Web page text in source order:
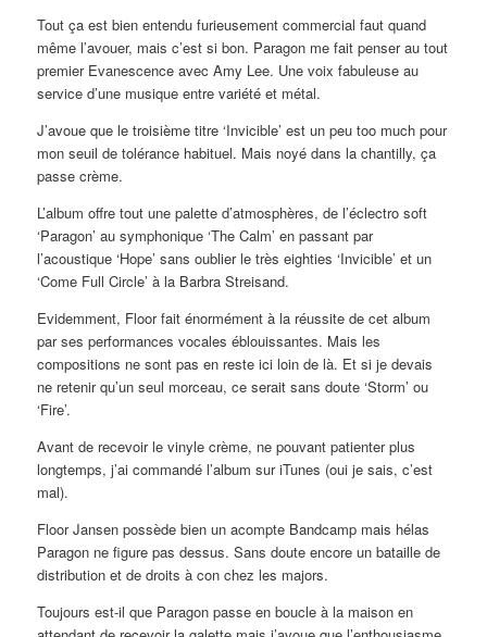
Tout ça est bien entendu furieusement commercial faut quand
même l’avouer, mais c’est si bon. Paragon me fait penser au tout
premier Evanescence avec Amy Lee. Une voix fabuleuse au
service d’une musique entre variété et métal.
J’avoue que le troisième titre ‘Invicible’ est un peu too much pour
mon seuil de tolérance habituel. Mais noyé dans la chantilly, ça
passe crème.
L’album offre tout une palette d’atmosphères, de l’éclectro soft
‘Paragon’ au symphonique ‘The Calm’ en passant par
l’acoustique ‘Hope’ sans oublier le très eighties ‘Invicible’ et un
‘Come Full Circle’ à la Barbra Streisand.
Evidemment, Floor fait énormément à la réussite de cet album
par ses performances vocales éblouissantes. Mais les
compositions ne sont pas en reste ici loin de là. Et si je devais
ne retenir qu’un seul morceau, ce serait sans doute ‘Storm’ ou
‘Fire’.
Avant de recevoir le vinyle crème, ne pouvant patienter plus
longtemps, j’ai commandé l’album sur iTunes (oui je sais, c’est
mal).
Floor Jansen possède bien un acompte Bandcamp mais hélas
Paragon ne figure pas dessus. Sans doute encore un bataille de
distribution et de droits à con chez les majors.
Toujours est-il que Paragon passe en boucle à la maison en